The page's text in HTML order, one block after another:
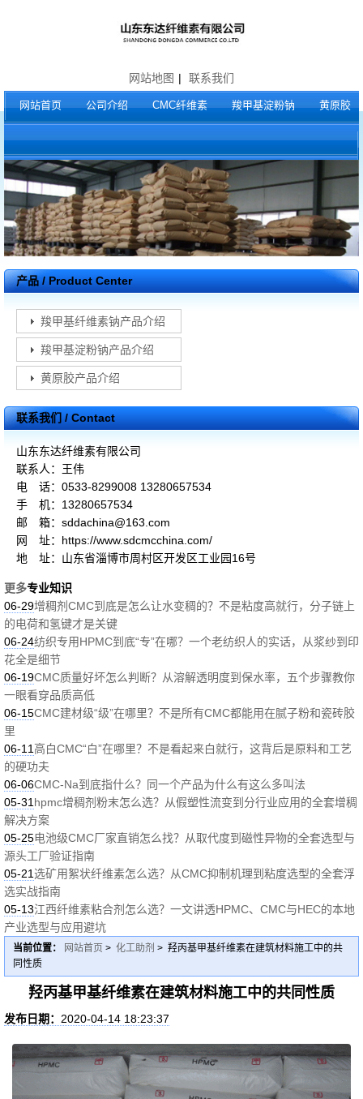
网站地图 | 联系我们
网站首页 公司介绍 CMC纤维素 羧甲基淀粉钠 黄原胶
产品 / Product Center
羧甲基纤维素钠产品介绍
羧甲基淀粉钠产品介绍
黄原胶产品介绍
联系我们 / Contact
山东东达纤维素有限公司
联系人：王伟
电 话：0533-8299008 13280657534
手 机：13280657534
邮 箱：sddachina@163.com
网 址：https://www.sdcmcchina.com/
地 址：山东省淄博市周村区开发区工业园16号
更多专业知识
06-29增稠剂CMC到底是怎么让水变稠的？不是粘度高就行，分子链上
的电荷和氢键才是关键
06-24纺织专用HPMC到底“专”在哪？一个老纺织人的实话，从浆纱到印
花全是细节
06-19CMC质量好坏怎么判断？从溶解透明度到保水率，五个步骤教你
一眼看穿品质高低
06-15CMC建材级“级”在哪里？不是所有CMC都能用在腻子粉和瓷砖胶
里
06-11高白CMC“白”在哪里？不是看起来白就行，这背后是原料和工艺
的硬功夫
06-06CMC-Na到底指什么？同一个产品为什么有这么多叫法
05-31 hpmc增稠剂粉末怎么选？从假塑性流变到分行业应用的全套增稠
解决方案
05-25电池级CMC厂家直销怎么找？从取代度到磁性异物的全套选型与
源头工厂验证指南
05-21选矿用絮状纤维素怎么选？从CMC抑制机理到粘度选型的全套浮
选实战指南
05-13江西纤维素粘合剂怎么选？一文讲透HPMC、CMC与HEC的本地
产业选型与应用避坑
当前位置： 网站首页 > 化工助剂 > 羟丙基甲基纤维素在建筑材料施工中的共
同性质
羟丙基甲基纤维素在建筑材料施工中的共同性质
发布日期： 2020-04-14 18:23:37